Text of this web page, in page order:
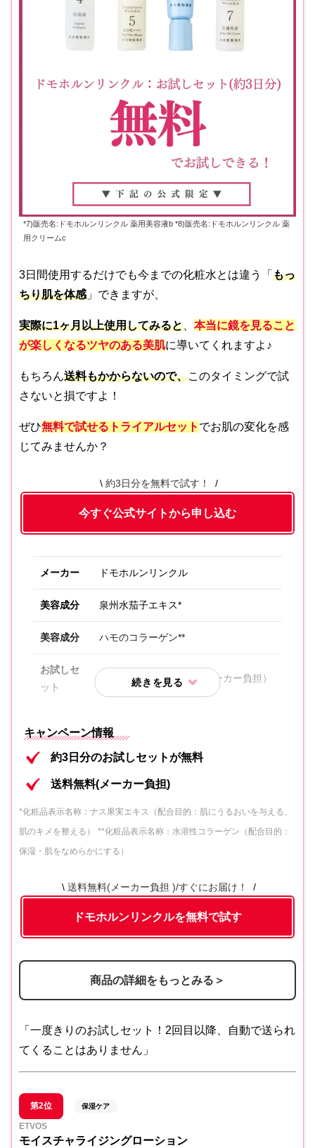
*7)販売名:ドモホルンリンクル 薬用美容液b *8)販売名:ドモホルンリンクル 薬
用クリームc
3日間使用するだけでも今までの化粧水とは違う「 もっ
ちり肌を体感 」できますが、
実際に1ヶ月以上使用してみると
本当に鏡を見ること
が楽しくなるツヤのある美肌に導いてくれますよ♪
もちろん送料もかからないので、このタイミングで試
さないと損ですよ！
ぜひ無料で試せるトライアルセット でお肌の変化を感
じてみませんか？
約3日分を無料で試す！
今すぐ公式サイトから申し込む
メーカー ドモホルンリンクル
美容成分 泉州水茄子エキス*
美容成分 ハモのコラーゲン**
お試しセ
ット
約3日分が無料（送料はメーカー負担）
内容②
美活肌エキス[医薬部外品]（販売名 ド
内容③
ホルンリンクル 薬用クリームc）
内容④ 保護乳液
キャンペーン情報
約3日分のお試しセットが無料
送料無料(メーカー負担)
*化粧品表示名称：ナス果実エキス（配合目的：肌にうるおいを与える、
肌のキメを整える）
**化粧品表示名称：水溶性コラーゲン（配合目的：
保湿・肌をなめらかにする）
送料無料(メーカー負担 )/すぐにお届け！
ドモホルンリンクルを無料で試す
商品の詳細をもっとみる＞
「一度きりのお試しセット！2回目以降、自動で送られ
てくることはありません」
第2位 保湿ケア
ETVOS
モイスチャライジングローション